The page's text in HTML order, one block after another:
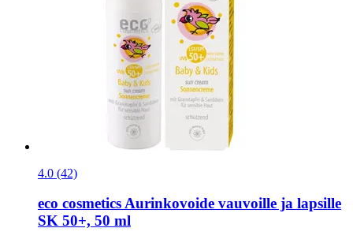
4.0 (42)
eco cosmeticsAurinkovoide vauvoille ja lapsille
SK 50+, 50 ml